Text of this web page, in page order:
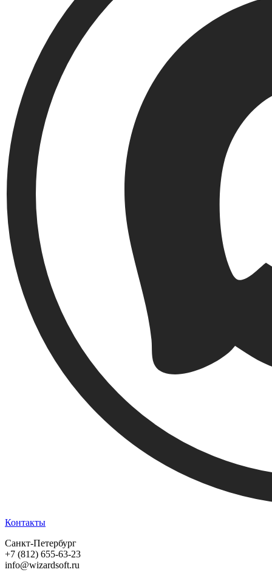
Контакты
Санкт-Петербург
+7 (812) 655-63-23
info@wizardsoft.ru